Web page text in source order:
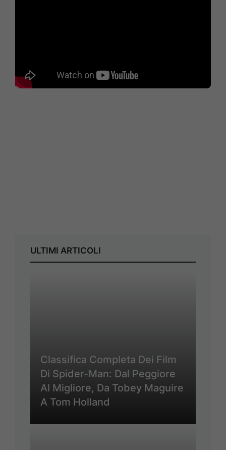
ULTIMI ARTICOLI
Classifica Completa Dei Film
Di Spider-Man: Dal Peggiore
Al Migliore, Da Tobey Maguire
A Tom Holland